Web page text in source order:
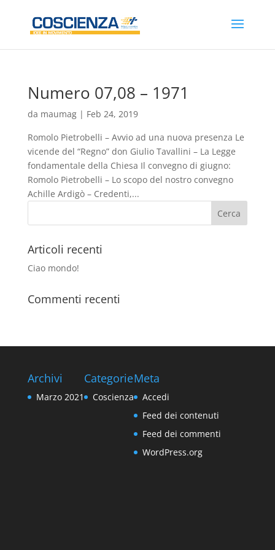
Numero 07,08 – 1971
da maumag| Feb 24, 2019
Romolo Pietrobelli – Avvio ad una nuova presenza Le
vicende del “Regno” don Giulio Tavallini – La Legge
fondamentale della Chiesa Il convegno di giugno:
Romolo Pietrobelli – Lo scopo del nostro convegno
Achille Ardigò – Credenti,...
Articoli recenti
Ciao mondo!
Commenti recenti
Archivi
Marzo 2021
Categorie
Coscienza
Meta
Accedi
Feed dei contenuti
Feed dei commenti
WordPress.org